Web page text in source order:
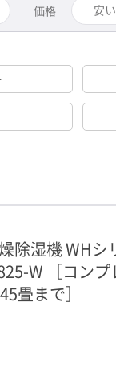
価格 安
除湿機 WH
W ［コン
畳まで］